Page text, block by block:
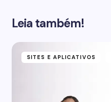
Leia também!
SITES E APLICATIVOS